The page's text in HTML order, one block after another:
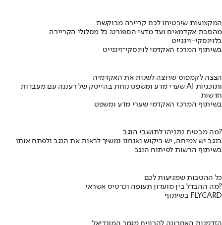
המקצועות שיבטיחו לכם קריירה מבוקשת
מהסבת אקדמאים ועד מדעי הספורט: כל מסלולי הקריירה
בלוינסקי-וינגייט
בשיתוף המרכז האקדמי לוינסקי־וינגייט
הצצה לקמפוס שרוצה לשנות את האקדמיה
שערי מדע ומשפט נוחת בהייטק של רעננה עם מעבדות AI ותוכניות
חדשות
בשיתוף המרכז האקדמי שערי מדע ומשפט
מה מבטיח נתניהו לתושבי הנגב?
בנגב יש צמיחה, יש ביקוש ואנחנו נמשיך לראות את הנגב ולפתח אותו
בשיתוף הרשות לפיתוח הנגב
כל ההטבות שמגיעות לכם
מה ההבדל בין מועדון תעופה וכרטיס אשראי?
בשיתוף FLYCARD